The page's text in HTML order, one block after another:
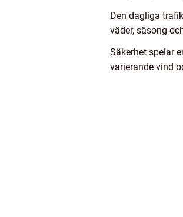
Den dagliga
väder, säsong
Säkerhet spelar
varierande vind